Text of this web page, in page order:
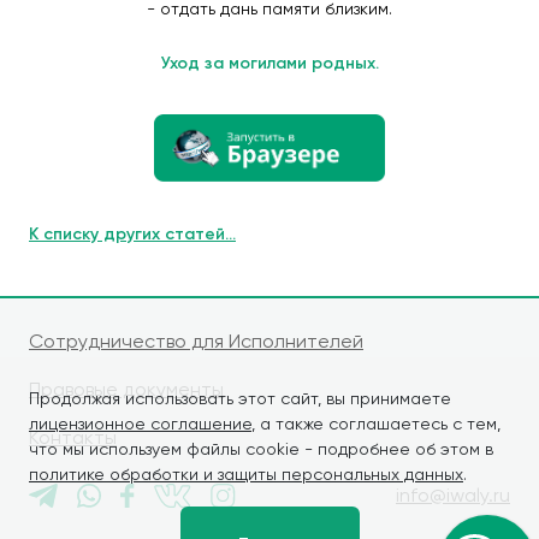
Продолжая использовать этот сайт, вы принимаете
лицензионное соглашение , а также соглашаетесь с тем,
что мы используем файлы cookie - подробнее об этом в
политике обработки и защиты персональных данных.
- отдать дань памяти близким.
Уход за могилами родных.
К списку других статей...
Сотрудничество для Исполнителей
Правовые документы
Контакты
info@iwaly.ru